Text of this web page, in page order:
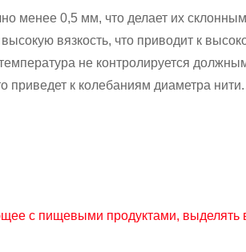
менее 0,5 мм, что делает их
вязкость, что приводит к
не контролируется
приведет к колебаниям диаметра нити.
с пищевыми продуктами,